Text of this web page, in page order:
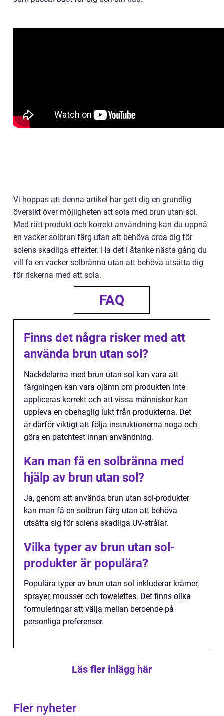
Vi hoppas att denna artikel har gett dig en grundlig
översikt över möjligheten att sola med brun utan sol.
Med rätt produkt och korrekt användning kan du uppnå
en vacker solbrun färg utan att behöva oroa dig för
solens skadliga effekter. Ha det i åtanke nästa gång du
vill få en vacker solbränna utan att behöva utsätta dig
för riskerna med att sola.
FAQ
Finns det några risker med att
använda brun utan sol?
Nackdelarna med brun utan sol kan vara att
färgningen kan vara ojämn om produkten inte
appliceras korrekt och att vissa människor kan
uppleva en obehaglig lukt från produkterna. Det
är därför viktigt att följa instruktionerna noga och
göra en patchtest innan användning.
Kan man få en solbränna med
hjälp av brun utan sol?
Ja, genom att använda brun utan sol-produkter
kan man få en solbrun färg utan att behöva
utsätta sig för solens skadliga UV-strålar.
Vilka typer av brun utan sol-
produkter är populära?
Populära typer av brun utan sol inkluderar krämer,
sprayer, mousser och towelettes. Det finns olika
formuleringar att välja mellan beroende på
personliga preferenser.
Läs fler inlägg här
Fler nyheter